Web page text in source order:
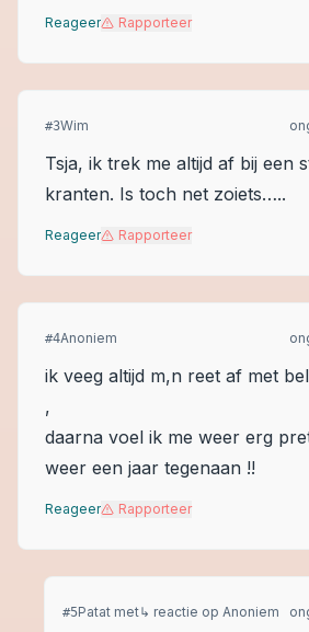
Reageer Rapporteer
#3Wim
Tsja, ik trek me altijd af bij een
kranten. Is toch net zoiets…..
Reageer Rapporteer
#4Anoniem
ik veeg altijd m,n reet af met
,
daarna voel ik me weer erg
weer een jaar tegenaan !!
Reageer Rapporteer
#5Patat met↳ reactie op Anoniem